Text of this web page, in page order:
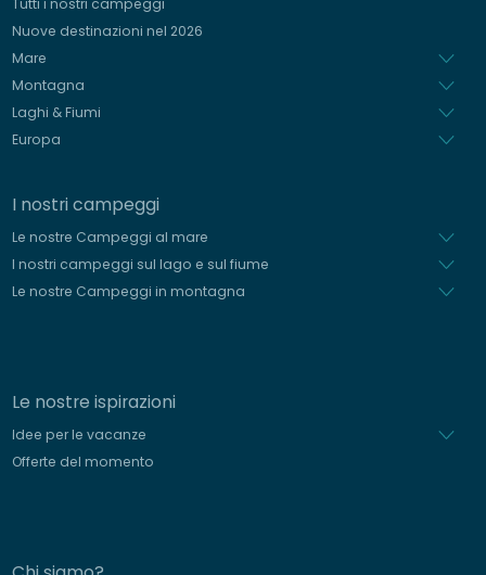
Spagnolo
Tutti i nostri campeggi
Nuove destinazioni nel 2026
Mare
Montagna
Laghi & Fiumi
Europa
I nostri campeggi
Le nostre Campeggi al mare
I nostri campeggi sul lago e sul fiume
Le nostre Campeggi in montagna
Le nostre ispirazioni
Idee per le vacanze
Offerte del momento